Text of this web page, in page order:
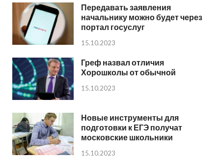
Передавать заявления
начальнику можно будет через
портал госуслуг
15.10.2023
Греф назвал отличия
Хорошколы от обычной
15.10.2023
Новые инструменты для
подготовки к ЕГЭ получат
московские школьники
15.10.2023